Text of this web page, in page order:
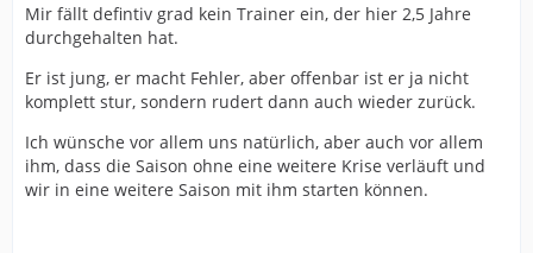
Mir fällt defintiv grad kein Trainer ein, der hier 2,5 Jahre
durchgehalten hat.
Er ist jung, er macht Fehler, aber offenbar ist er ja nicht
komplett stur, sondern rudert dann auch wieder zurück.
Ich wünsche vor allem uns natürlich, aber auch vor allem
ihm, dass die Saison ohne eine weitere Krise verläuft und
wir in eine weitere Saison mit ihm starten können.